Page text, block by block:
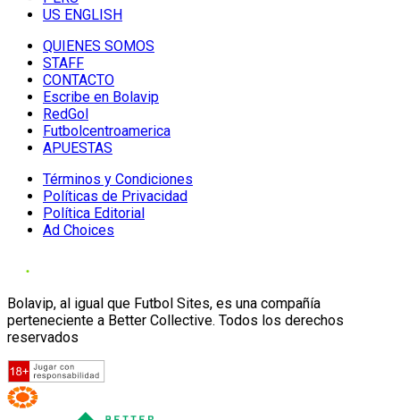
US ENGLISH
QUIENES SOMOS
STAFF
CONTACTO
Escribe en Bolavip
RedGol
Futbolcentroamerica
APUESTAS
Términos y Condiciones
Políticas de Privacidad
Política Editorial
Ad Choices
Bolavip, al igual que Futbol Sites, es una compañía
perteneciente a Better Collective. Todos los derechos
reservados